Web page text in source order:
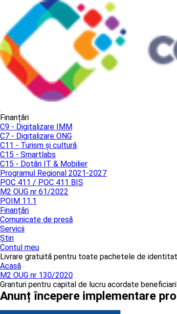
Finanțări
C9 - Digitalizare IMM
C7 - Digitalizare ONG
C11 - Turism și cultură
C15 - Smartlabs
C15 - Dotări IT & Mobilier
Programul Regional 2021-2027
POC 411 / POC 411 BIS
M2 OUG nr 61/2022
POIM 11.1
Finanțări
Comunicate de presă
Servicii
Știri
Contul meu
Livrare gratuită pentru toate pachetele de
Acasă
M2 OUG nr 130/2020
Granturi pentru capital de lucru acordate
Anunț începere implementare